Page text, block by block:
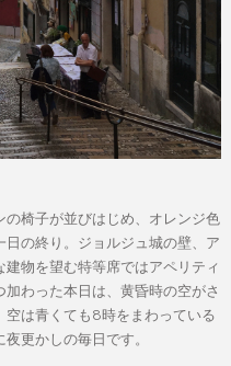
椅子が並びはじめ、オレンジ色
の終り。ジョルジュ城の壁、ア
物を望む特等席ではアペリティ
わった本日は、黄昏時の空がさ
空は青くても8時をまわっている
更かしの毎日です。